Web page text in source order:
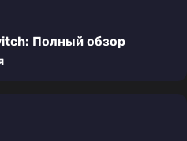
Полный обзор